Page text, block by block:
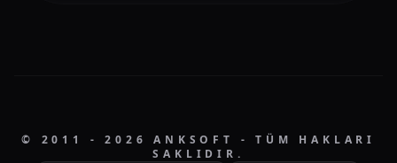
© 2011 - 2026 ANKSOFT - TÜM HAKLARI
SAKLIDIR.